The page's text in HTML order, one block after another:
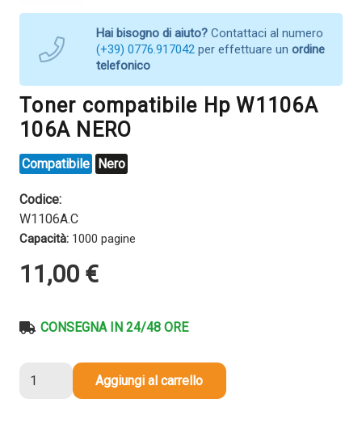
Hai bisogno di aiuto? Contattaci al numero
(+39) 0776.917042 per effettuare un ordine
telefonico
Toner compatibile Hp W1106A
106A NERO
Compatibile Nero
Codice:
W1106A.C
Capacità: 1000 pagine
11,00 €
CONSEGNA IN 24/48 ORE
compatibile
Aggiungi al carrello